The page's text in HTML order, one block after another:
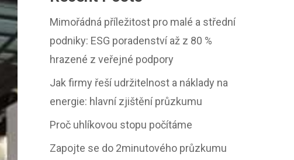
Mimořádná příležitost pro malé a střední
podniky: ESG poradenství až z 80 %
hrazené z veřejné podpory
Jak firmy řeší udržitelnost a náklady na
energie: hlavní zjištění průzkumu
Proč uhlíkovou stopu počítáme
Zapojte se do 2minutového průzkumu